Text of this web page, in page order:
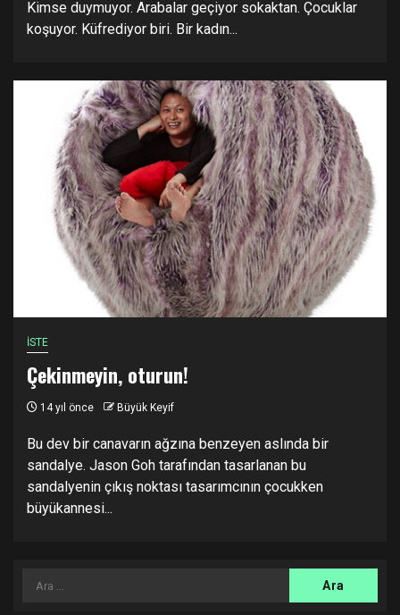
Kimse duymuyor. Arabalar geçiyor sokaktan. Çocuklar
koşuyor. Küfrediyor biri. Bir kadın...
İSTE
Çekinmeyin, oturun!
14 yıl önce Büyük Keyif
Bu dev bir canavarın ağzına benzeyen aslında bir
sandalye. Jason Goh tarafından tasarlanan bu
sandalyenin çıkış noktası tasarımcının çocukken
büyükannesi...
Arama: